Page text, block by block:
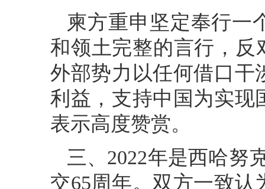
柬方重申坚定奉行一
和领土完整的言行，反
外部势力以任何借口干
利益，支持中国为实现
表示高度赞赏。
三、2022年是西哈努
交65周年。双方一致